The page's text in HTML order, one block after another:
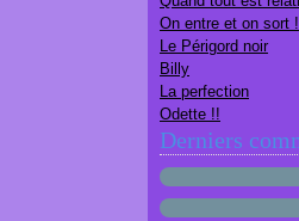
On entre et on sort !
Le Périgord noir
Billy
La perfection
Odette !!
Derniers